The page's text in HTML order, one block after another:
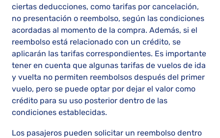
ciertas deducciones, como tarifas por cancelación,
no presentación o reembolso, según las condiciones
acordadas al momento de la compra. Además, si el
reembolso está relacionado con un crédito, se
aplicarán las tarifas correspondientes. Es importante
tener en cuenta que algunas tarifas de vuelos de ida
y vuelta no permiten reembolsos después del primer
vuelo, pero se puede optar por dejar el valor como
crédito para su uso posterior dentro de las
condiciones establecidas.
Los pasajeros pueden solicitar un reembolso dentro